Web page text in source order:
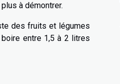
à démontrer.
des fruits et légumes
entre 1,5 à 2 litres